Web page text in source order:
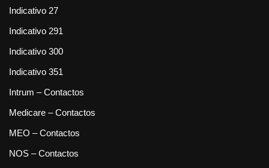
Indicativo 27
Indicativo 291
Indicativo 300
Indicativo 351
Intrum – Contactos
Medicare – Contactos
MEO – Contactos
NOS – Contactos